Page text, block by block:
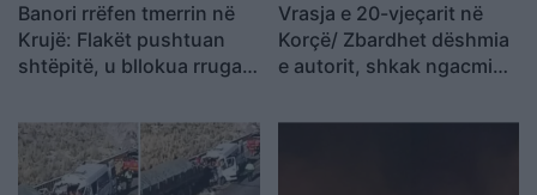
Banori rrëfen tmerrin në
Krujë: Flakët pushtuan
shtëpitë, u bllokua rruga e
Vrasja e 20-vjeçarit në
Korçë/ Zbardhet dëshmia
e autorit, shkak ngacmimi